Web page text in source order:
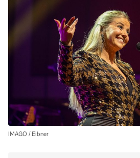
IMAGO / Eibner